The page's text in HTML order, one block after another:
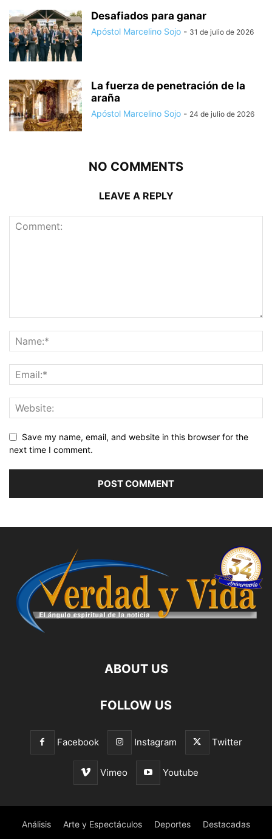
Desafiados para ganar
Apóstol Marcelino Sojo - 31 de julio de 2026
La fuerza de penetración de la
araña
Apóstol Marcelino Sojo - 24 de julio de 2026
NO COMMENTS
LEAVE A REPLY
Save my name, email, and website in this browser for the
next time I comment.
ABOUT US
FOLLOW US
Facebook Instagram Twitter
Vimeo Youtube
Análisis Arte y Espectáculos Deportes Destacadas